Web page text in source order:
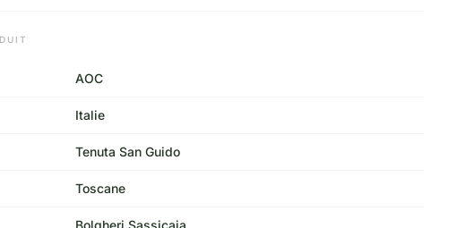
AOC
Italie
Tenuta San Guido
Toscane
Bolgheri Sassicaia